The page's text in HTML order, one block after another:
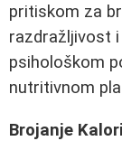
pritiskom za
razdražljivost
psihološkom
nutritivnom
Brojanje